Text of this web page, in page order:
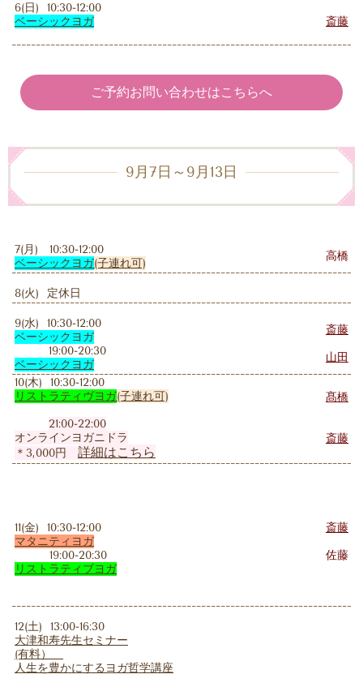
6(日) 10:30-12:00
ベーシックヨガ
斎藤
ご予約お問い合わせはこちらへ
9月7日～9月13日
7(月) 10:30-12:00
ベーシックヨガ(子連れ可)
高橋
8(火) 定休日
9(水) 10:30-12:00
ベーシックヨガ
19:00-20:30
ベーシックヨガ
斎藤
山田
10(木) 10:30-12:00
リストラティヴヨガ(子連れ可)
21:00-22:00
オンラインヨガニドラ
＊3,000円 詳細はこちら
髙橋
斎藤
11(金) 10:30-12:00
マタニティヨガ
19:00-20:30
リストラティブヨガ
斎藤
佐藤
12(土) 13:00-16:30
大津和寿先生セミナー
(有料）
人生を豊かにするヨガ哲学講座